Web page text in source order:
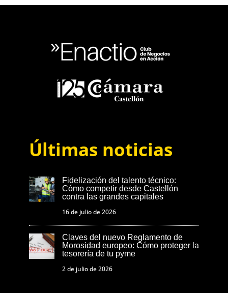
Últimas noticias
Fidelización del talento técnico:
Cómo competir desde Castellón
contra las grandes capitales
16 de julio de 2026
Claves del nuevo Reglamento de
Morosidad europeo: Cómo proteger la
tesorería de tu pyme
2 de julio de 2026